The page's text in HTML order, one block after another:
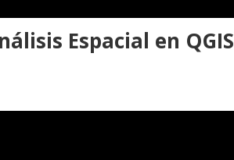
Espacial en QGIS